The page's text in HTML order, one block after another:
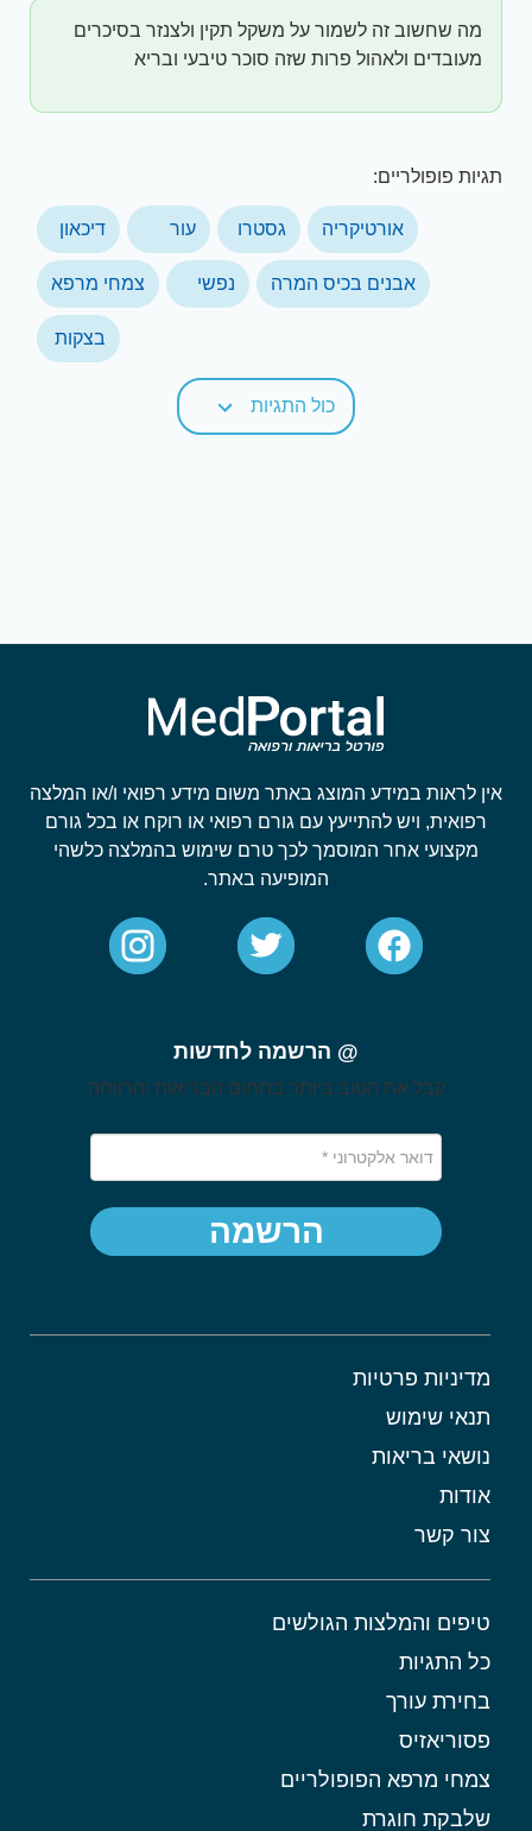
מה שחשוב זה לשמור על משקל תקין ולצנזר בסיכרים
מעובדים ולאהול פרות שזה סוכר טיבעי ובריא
תגיות פופולריים:
אורטיקריה גסטרו עור דיכאון
אבנים בכיס המרה נפשי צמחי מרפא
בצקות
כול התגיות
אין לראות במידע המוצג באתר משום מידע רפואי ו/או המלצה
רפואית, ויש להתייעץ עם גורם רפואי או רוקח או בכל גורם
מקצועי אחר המוסמך לכך טרם שימוש בהמלצה כלשהי
המופיעה באתר.
מדיניות פרטיות
תנאי שימוש
נושאי בריאות
אודות
צור קשר
טיפים והמלצות הגולשים
כל התגיות
בחירת עורך
פסוריאזיס
צמחי מרפא הפופולריים
שלבקת חוגרת
@ הרשמה לחדשות
קבל את הטוב ביותר בתחום הבריאות והרווחה
הרשמה